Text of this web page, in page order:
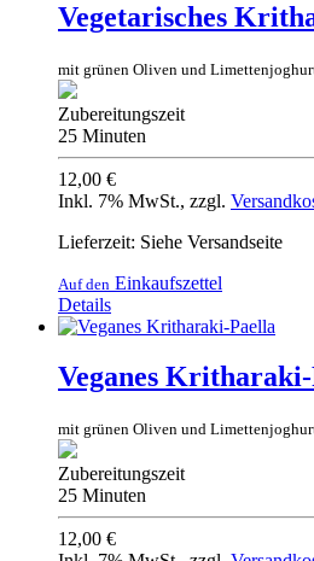
Vegetarisches
mit grünen Oliven und
Zubereitungszeit
25 Minuten
12,00 €
Inkl. 7% MwSt., zzgl.
Lieferzeit: Siehe Versandseite
Auf den Einkaufszettel
Details
Veganes
mit grünen Oliven und
Zubereitungszeit
25 Minuten
12,00 €